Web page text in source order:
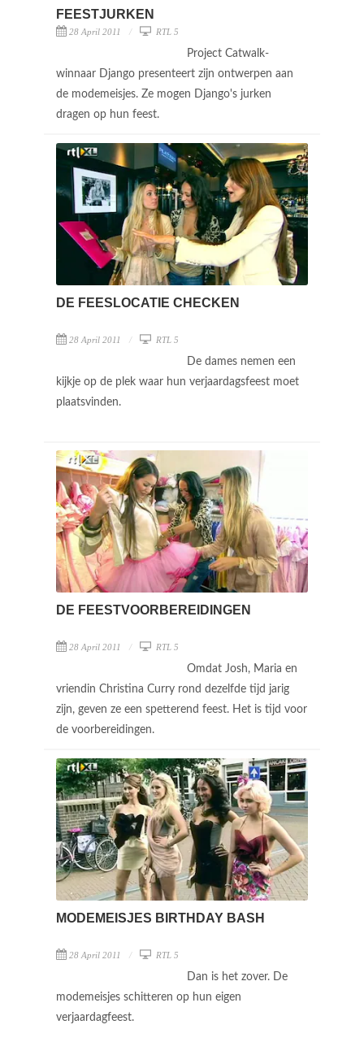
FEESTJURKEN
28 April 2011 RTL 5
Project Catwalk-
winnaar Django presenteert zijn ontwerpen aan
de modemeisjes. Ze mogen Django's jurken
dragen op hun feest.
DE FEESLOCATIE CHECKEN
28 April 2011 RTL 5
De dames nemen een
kijkje op de plek waar hun verjaardagsfeest moet
plaatsvinden.
DE FEESTVOORBEREIDINGEN
28 April 2011 RTL 5
Omdat Josh, Maria en
vriendin Christina Curry rond dezelfde tijd jarig
zijn, geven ze een spetterend feest. Het is tijd voor
de voorbereidingen.
MODEMEISJES BIRTHDAY BASH
28 April 2011 RTL 5
Dan is het zover. De
modemeisjes schitteren op hun eigen
verjaardagfeest.